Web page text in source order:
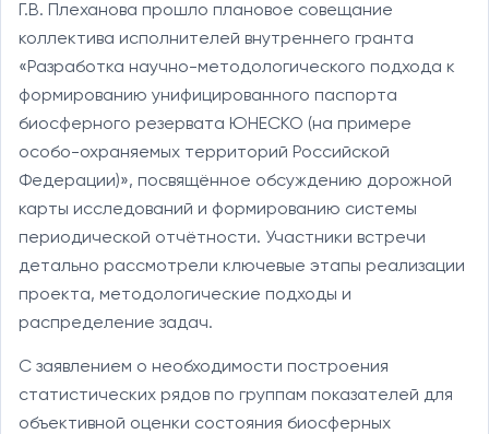
Г.В. Плеханова прошло плановое совещание
коллектива исполнителей внутреннего гранта
«Разработка научно-методологического подхода к
формированию унифицированного паспорта
биосферного резервата ЮНЕСКО (на примере
особо-охраняемых территорий Российской
Федерации)», посвящённое обсуждению дорожной
карты исследований и формированию системы
периодической отчётности. Участники встречи
детально рассмотрели ключевые этапы реализации
проекта, методологические подходы и
распределение задач.
С заявлением о необходимости построения
статистических рядов по группам показателей для
объективной оценки состояния биосферных